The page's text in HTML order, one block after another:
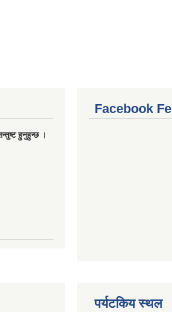
हुनुहुन्छ ।
Facebook
पर्यटकिय स्थल